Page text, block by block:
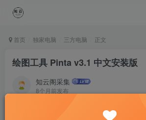
首页 独家电脑 三方电脑 正文
绘图工具 Pinta v3.1 中文安装版
知云阁采集
8个月前发布